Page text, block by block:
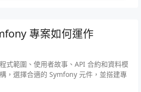
專案如何運作
式範圍、使用者故事、API 合約和資料模
，選擇合適的 Symfony 元件，並搭建專